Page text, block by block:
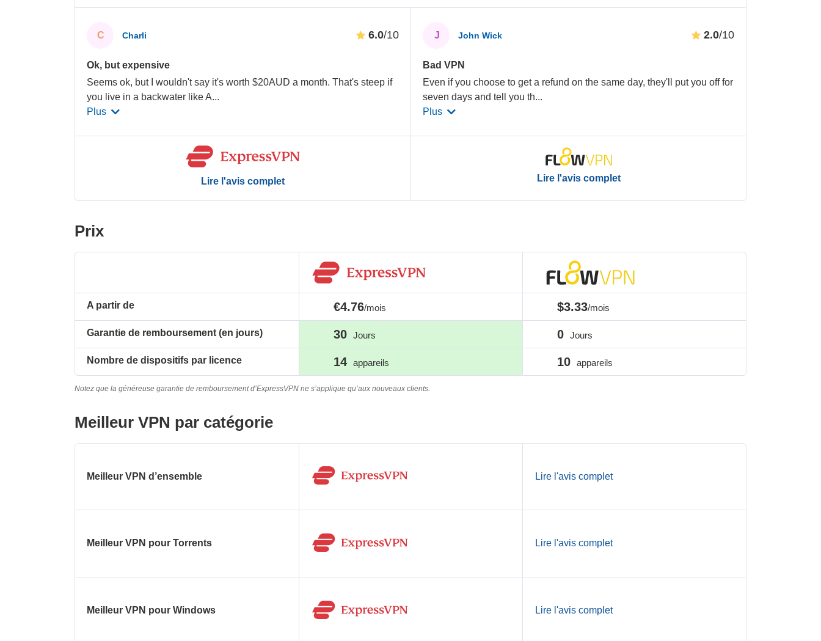
C Charli 6.0/10
Ok, but expensive
Seems ok, but I wouldn't say it's worth $20AUD a month. That's steep if
you live in a backwater like A...
Plus
Lire l'avis complet
J John Wick 2.0/10
Bad VPN
Even if you choose to get a refund on the same day, they'll put you off for
seven days and tell you th...
Plus
Lire l'avis complet
Prix
A partir de
Garantie de remboursement (en jours)
Nombre de dispositifs par licence
€4.76/mois
30 Jours
14 appareils
$3.33/mois
0 Jours
10 appareils
Notez que la généreuse garantie de remboursement d’ExpressVPN ne s’applique qu’aux nouveaux clients.
Meilleur VPN par catégorie
Meilleur VPN d’ensemble Lire l'avis complet
Meilleur VPN pour Torrents Lire l'avis complet
Meilleur VPN pour Windows Lire l'avis complet